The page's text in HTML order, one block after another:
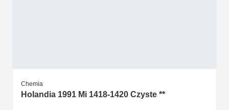
Chemia
Holandia 1991 Mi 1418-1420 Czyste **